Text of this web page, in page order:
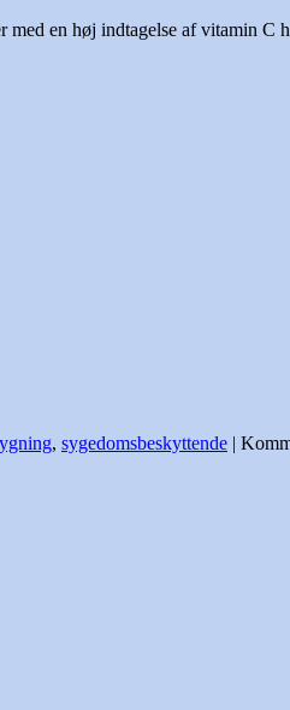
en høj indtagelse af vitamin
, sygedomsbeskyttende |